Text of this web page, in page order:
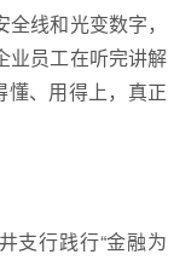
线和光变数字，
业员工在听完讲解
懂、用得上，真正
支行践行“金融为